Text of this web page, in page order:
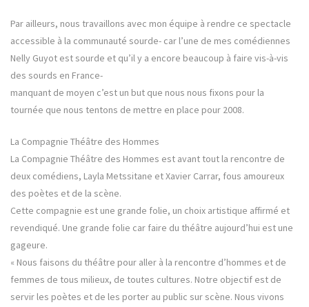
Par ailleurs, nous travaillons avec mon équipe à rendre ce spectacle
accessible à la communauté sourde- car l’une de mes comédiennes
Nelly Guyot est sourde et qu’il y a encore beaucoup à faire vis-à-vis
des sourds en France-
manquant de moyen c’est un but que nous nous fixons pour la
tournée que nous tentons de mettre en place pour 2008.
La Compagnie Théâtre des Hommes
La Compagnie Théâtre des Hommes est avant tout la rencontre de
deux comédiens, Layla Metssitane et Xavier Carrar, fous amoureux
des poètes et de la scène.
Cette compagnie est une grande folie, un choix artistique affirmé et
revendiqué. Une grande folie car faire du théâtre aujourd’hui est une
gageure.
« Nous faisons du théâtre pour aller à la rencontre d’hommes et de
femmes de tous milieux, de toutes cultures. Notre objectif est de
servir les poètes et de les porter au public sur scène. Nous vivons